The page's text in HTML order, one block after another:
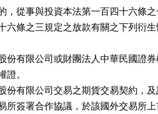
，從事與投資本法第一百四十六條
六條之三規定之放款有關之下列衍
份有限公司或財團法人中華民國證
證。
份有限公司交易之期貨交易契約，
易所簽署合作協議，於該國外交易所